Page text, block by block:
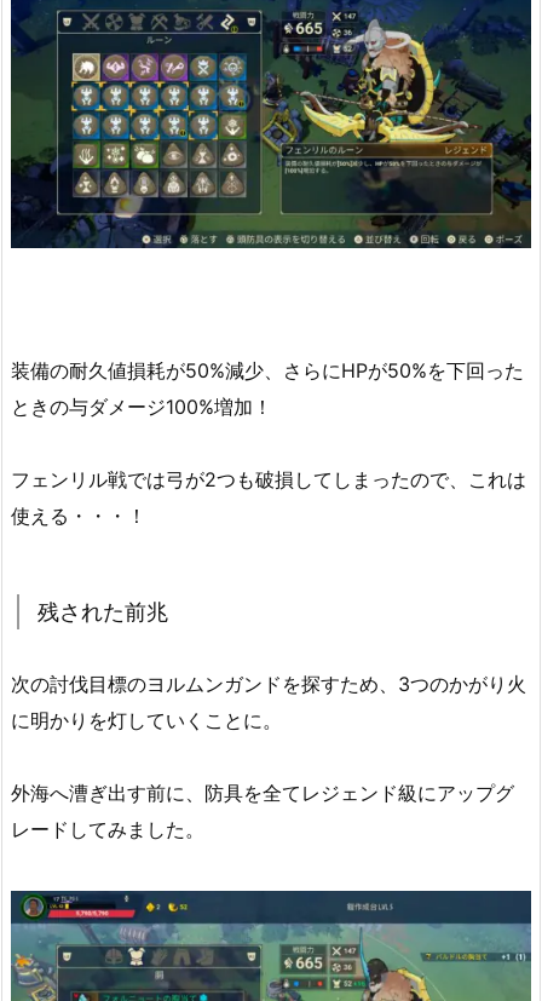
装備の耐久値損耗が50%減少、さらにHPが50%を下回った
ときの与ダメージ100%増加！
フェンリル戦では弓が2つも破損してしまったので、これは
使える・・・！
残された前兆
次の討伐目標のヨルムンガンドを探すため、3つのかがり火
に明かりを灯していくことに。
外海へ漕ぎ出す前に、防具を全てレジェンド級にアップグ
レードしてみました。